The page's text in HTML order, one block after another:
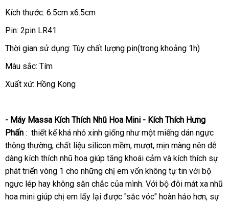
Kích thước: 6.5cm x6.5cm
Pin: 2pin LR41
Thời gian sử dụng: Tùy chất lượng pin(trong khoảng 1h)
Màu sắc: Tím
Xuất xứ: Hồng Kong
- Máy Massa Kích Thích Nhũ Hoa Mini - Kích Thích Hưng
Phấn : thiết kếnhận
xét
khá nhỏ xinh giống như một miếng dán ngực
thông thườnghàng
Hiệu
, chất liệu silicon mềmnhận
hàng
, mượtlớn
, mịn màng nên dễ
dàng kích thích nhũ hoa giúp tăng khoái cảm bỏ
sỉ
và kích thích sự
phát triển vòng 1 cho ăn
trộm
những chị em vốn không tự tin giá
sỉ
với bộ
ngực lép hay không săn chắc mua
sắm
của mìnhhàng
nhái
. Với bộ đôi mát xa nhũ
hoa mini giúp chị em lấy lại mua
được "sắc vóc" hoàn hảo hơnxách
, sự